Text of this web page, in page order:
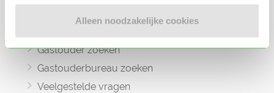
Alleen noodzakelijke cookies
Gastouder zoeken
Gastouderbureau zoeken
Veelgestelde vragen